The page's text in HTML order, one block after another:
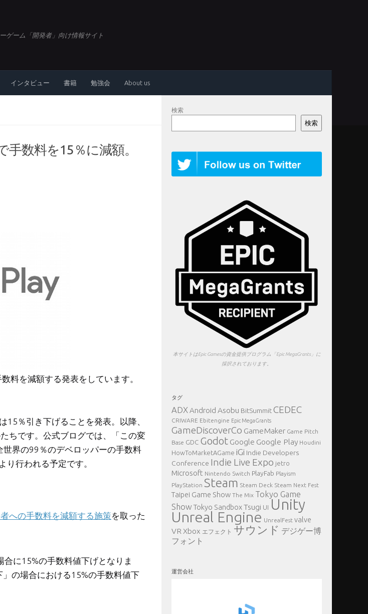
ゲーム「開発者」向け情報サイト
インタビュー 書籍 勉強会 About us
数料を15％に減額。
料を減額する発表をしています。
％引き下げることを発表。以降、
ちです。公式ブログでは、「この変
界の99％のデベロッパーの手数料
行われる予定です。
への手数料を減額する施策を取った
に15%の手数料値下げとなりま
の場合における15%の手数料値下
検索
検索
本サイトはEpic Gamesの資金提供プログラム「Epic MegaGrants」に
採択されております。
タグ
ADX Android Asobu BitSummitCEDEC
CRIWARE Ebitengine Epic MegaGrants
GameDiscoverCo GameMaker Game Pitch
Base GDC Godot Google Google Play Houdini
HowToMarketAGame iGi Indie Developers
Conference Indie Live Expo jetro
Microsoft Nintendo Switch PlayFab Playism
PlayStation Steam Steam Deck Steam Next Fest
Taipei Game Show The Mix Tokyo Game
Show Tokyo SandboxTsugi UI Unity
Unreal Engine UnrealFest valve
VR Xbox エフェクト サウンド デジゲー博
フォント
運営会社